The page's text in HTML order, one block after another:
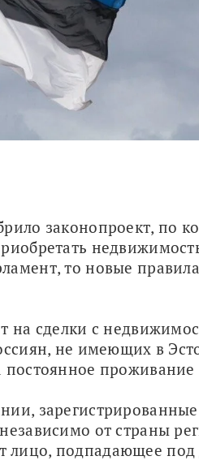
законопроект, по
то новые правила
на сделки с
не имеющих в
проживание
от страны
подпадающее под